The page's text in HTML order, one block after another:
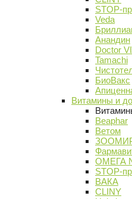
STOP-
Veda
Анандин
Doctor
Tamachi
БиоВакс
Витамины и
Beaphar
Ветом
ЗООМИР
ОМЕГА
STOP-
ВАКА
CLINY